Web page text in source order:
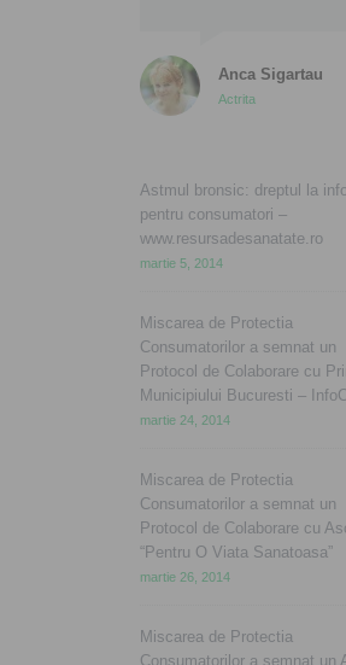
Anca Sigartau
Actrita
Astmul bronsic: dreptul la
pentru consumatori –
www.resursadesanatate.ro
martie 5, 2014
Miscarea de Protectia
Consumatorilor a semnat un
Protocol de Colaborare cu
Municipiului Bucuresti –
martie 24, 2014
Miscarea de Protectia
Consumatorilor a semnat un
Protocol de Colaborare cu
“Pentru O Viata Sanatoasa”
martie 26, 2014
Miscarea de Protectia
Consumatorilor a semnat un